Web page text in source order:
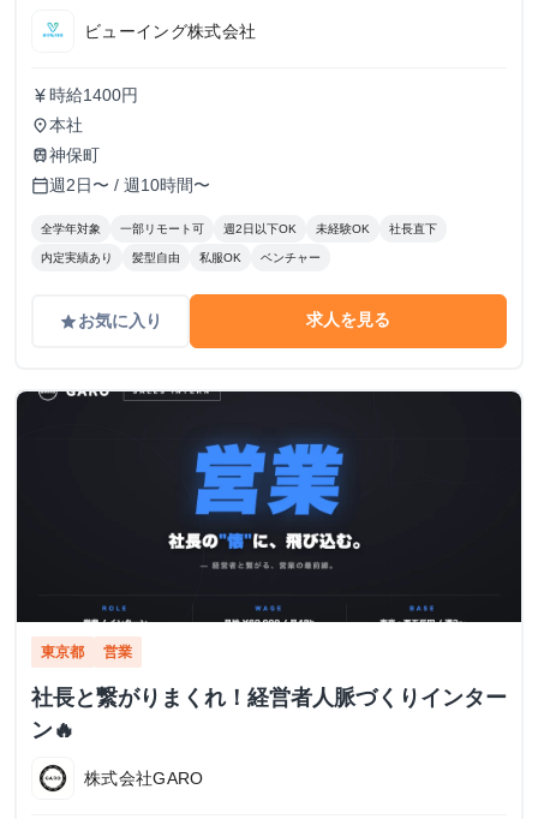
ビューイング株式会社
currency_yen 時給1400円
place本社
train神保町
calendar_today週2日〜 / 週10時間〜
全学年対象 一部リモート可 週2日以下OK 未経験OK 社長直下
内定実績あり 髪型自由 私服OK ベンチャー
gradeお気に入り 求人を見る
東京都 営業
社長と繋がりまくれ！経営者人脈づくりインター
ン🔥
株式会社GARO